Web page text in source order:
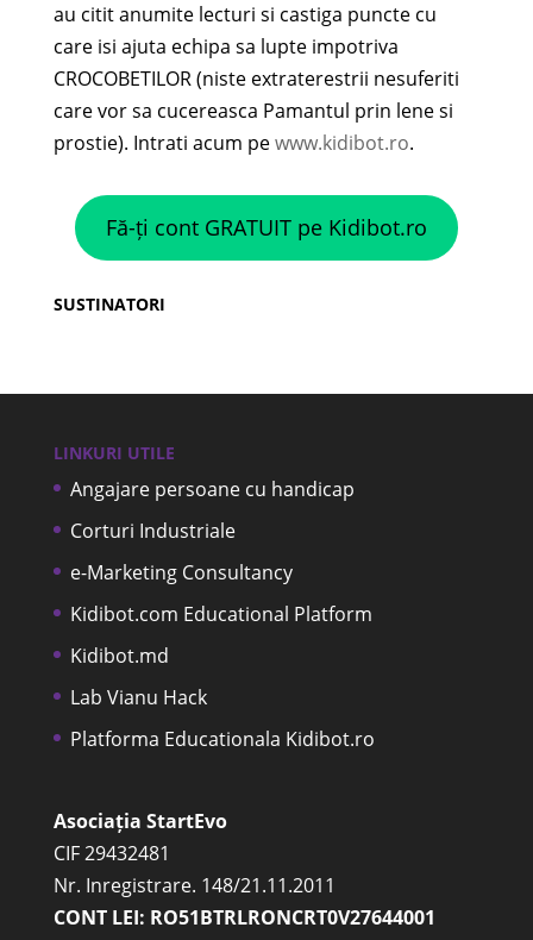
au citit anumite lecturi si castiga puncte cu
care isi ajuta echipa sa lupte impotriva
CROCOBETILOR (niste extraterestrii nesuferiti
care vor sa cucereasca Pamantul prin lene si
prostie). Intrati acum pewww.kidibot.ro.
Fă-ți cont GRATUIT pe Kidibot.ro
SUSTINATORI
LINKURI UTILE
Angajare persoane cu handicap
Corturi Industriale
e-Marketing Consultancy
Kidibot.com Educational Platform
Kidibot.md
Lab Vianu Hack
Platforma Educationala Kidibot.ro
Asociația StartEvo
CIF 29432481
Nr. Inregistrare. 148/21.11.2011
CONT LEI: RO51BTRLRONCRT0V27644001